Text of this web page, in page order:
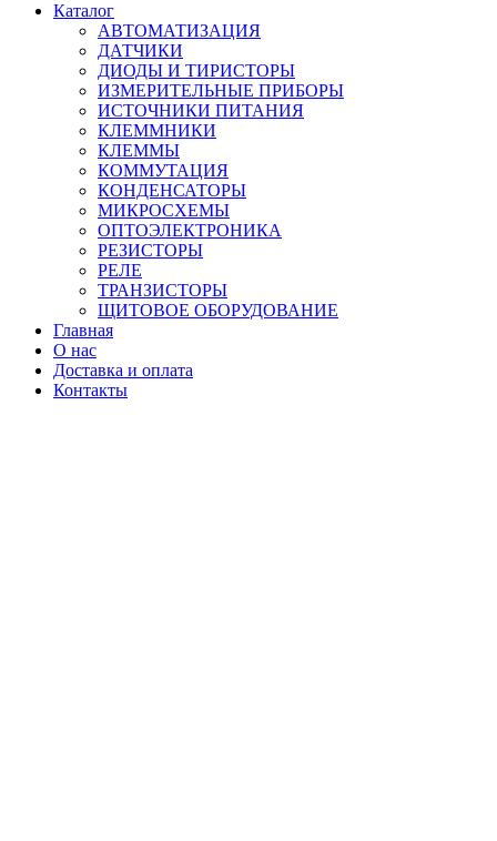
Каталог
АВТОМАТИЗАЦИЯ
ДАТЧИКИ
ДИОДЫ И ТИРИСТОРЫ
ИЗМЕРИТЕЛЬНЫЕ ПРИБОРЫ
ИСТОЧНИКИ ПИТАНИЯ
КЛЕММНИКИ
КЛЕММЫ
КОММУТАЦИЯ
КОНДЕНСАТОРЫ
МИКРОСХЕМЫ
ОПТОЭЛЕКТРОНИКА
РЕЗИСТОРЫ
РЕЛЕ
ТРАНЗИСТОРЫ
ЩИТОВОЕ ОБОРУДОВАНИЕ
Главная
О нас
Доставка и оплата
Контакты